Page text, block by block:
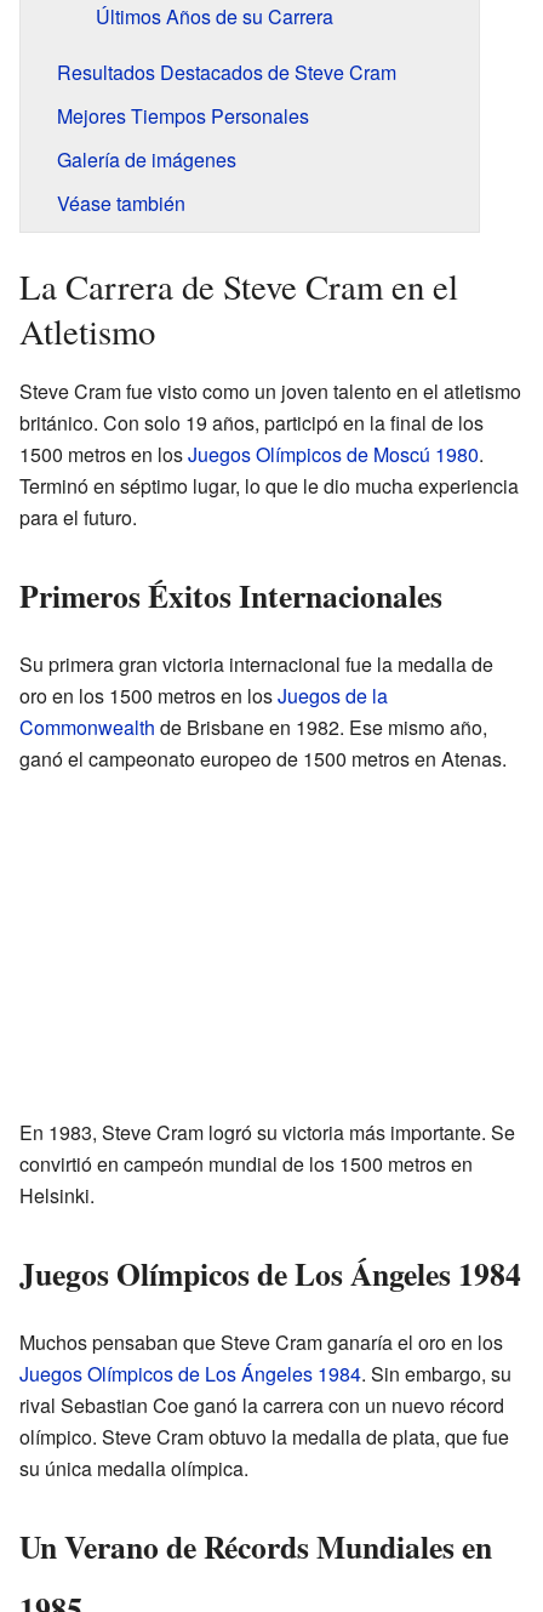
Últimos Años de su Carrera
Resultados Destacados de Steve Cram
Mejores Tiempos Personales
Galería de imágenes
Véase también
La Carrera de Steve Cram en el
Atletismo
Steve Cram fue visto como un joven talento en el atletismo
británico. Con solo 19 años, participó en la final de los
1500 metros en losJuegos Olímpicos de Moscú 1980.
Terminó en séptimo lugar, lo que le dio mucha experiencia
para el futuro.
Primeros Éxitos Internacionales
Su primera gran victoria internacional fue la medalla de
oro en los 1500 metros en losJuegos de la
Commonwealth de Brisbane en 1982. Ese mismo año,
ganó el campeonato europeo de 1500 metros en Atenas.
En 1983, Steve Cram logró su victoria más importante. Se
convirtió en campeón mundial de los 1500 metros en
Helsinki.
Juegos Olímpicos de Los Ángeles 1984
Muchos pensaban que Steve Cram ganaría el oro en los
Juegos Olímpicos de Los Ángeles 1984. Sin embargo, su
rival Sebastian Coe ganó la carrera con un nuevo récord
olímpico. Steve Cram obtuvo la medalla de plata, que fue
su única medalla olímpica.
Un Verano de Récords Mundiales en